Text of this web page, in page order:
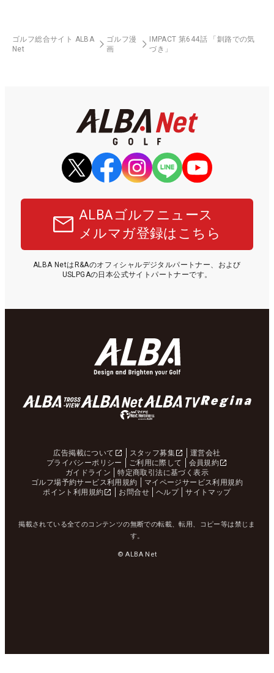
ゴルフ総合サイト ALBA
Net
ゴルフ漫
画
IMPACT 第644話 「釧路での気
づき」
ALBAゴルフニュース
メルマガ登録はこちら
ALBA NetはR&Aのオフィシャルデジタルパートナー、および
USLPGAの日本公式サイトパートナーです。
広告掲載について スタッフ募集
運営会社
プライバシーポリシー
ご利用に際して
会員規約
ガイドライン
特定商取引法に基づく表示
ゴルフ場予約サービス利用規約
マイページサービス利用規約
ポイント利用規約
お問合せ ヘルプ サイトマップ
掲載されている全てのコンテンツの無断での転載、転用、コピー等は禁じま
す。
© ALBA Net